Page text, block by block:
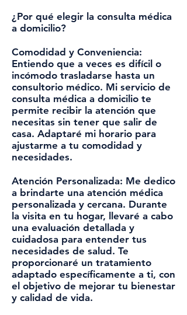
¿Por qué elegir la consulta médica
a domicilio?
Comodidad y Conveniencia:
Entiendo que a veces es difícil o
incómodo trasladarse hasta un
consultorio médico. Mi servicio de
consulta médica a domicilio te
permite recibir la atención que
necesitas sin tener que salir de
casa. Adaptaré mi horario para
ajustarme a tu comodidad y
necesidades.
Atención Personalizada: Me dedico
a brindarte una atención médica
personalizada y cercana. Durante
la visita en tu hogar, llevaré a cabo
una evaluación detallada y
cuidadosa para entender tus
necesidades de salud. Te
proporcionaré un tratamiento
adaptado específicamente a ti, con
el objetivo de mejorar tu bienestar
y calidad de vida.